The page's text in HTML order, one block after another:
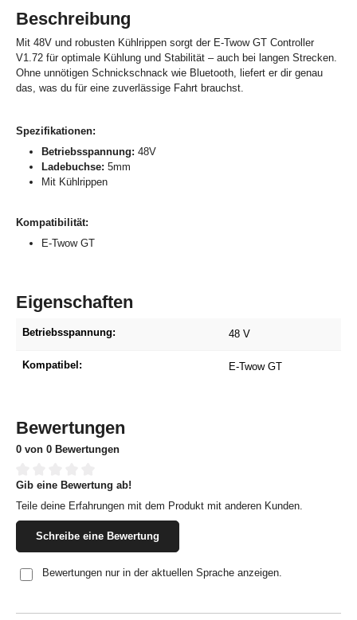
Beschreibung
Mit 48V und robusten Kühlrippen sorgt der E-Twow GT Controller
V1.72 für optimale Kühlung und Stabilität – auch bei langen Strecken.
Ohne unnötigen Schnickschnack wie Bluetooth, liefert er dir genau
das, was du für eine zuverlässige Fahrt brauchst.
Spezifikationen:
Betriebsspannung: 48V
Ladebuchse: 5mm
Mit Kühlrippen
Kompatibilität:
E-Twow GT
Eigenschaften
Betriebsspannung: 48 V
Kompatibel: E-Twow GT
Bewertungen
0 von 0 Bewertungen
Durchschnittliche Bewertung von 0 von 5 Sternen
Gib eine Bewertung ab!
Teile deine Erfahrungen mit dem Produkt mit anderen Kunden.
Schreibe eine Bewertung
Bewertungen nur in der aktuellen Sprache anzeigen.